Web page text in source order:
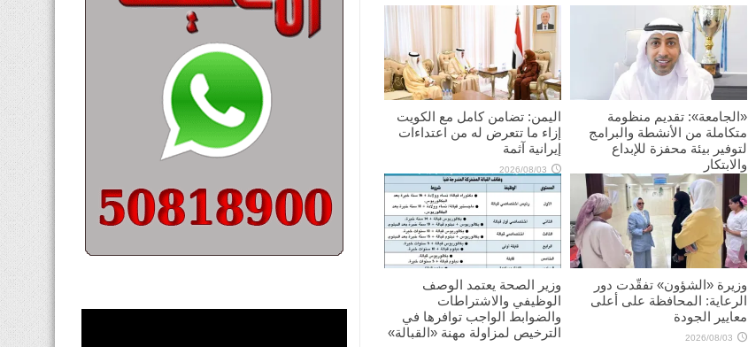
«الجامعة»: تقديم منظومة
متكاملة من الأنشطة والبرامج
لتوفير بيئة محفزة للإبداع
والابتكار
2026/08/03
اليمن: تضامن كامل مع الكويت
إزاء ما تتعرض له من اعتداءات
إيرانية آثمة
2026/08/03
وزيرة «الشؤون» تفقّدت دور
الرعاية: المحافظة على أعلى
معايير الجودة
2026/08/03
وزير الصحة يعتمد الوصف
الوظيفي والاشتراطات
والضوابط الواجب توافرها في
الترخيص لمزاولة مهنة «القبالة»